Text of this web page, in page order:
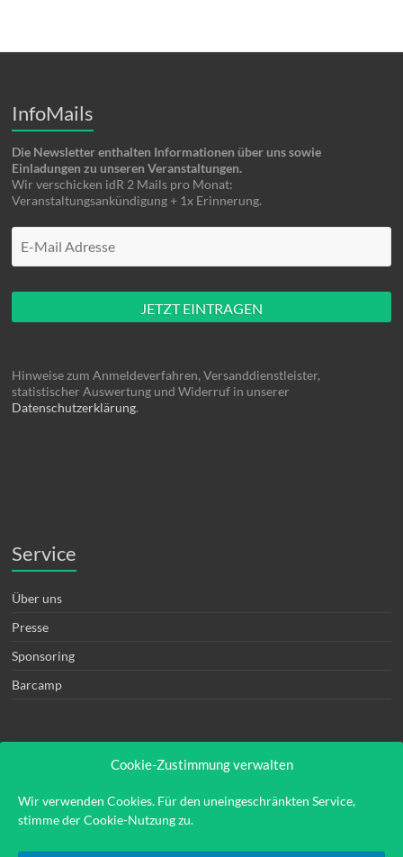
Cookie-Zustimmung verwalten
Wir verwenden Cookies. Für den uneingeschränkten Service,
stimme der Cookie-Nutzung zu.
InfoMails
Die Newsletter enthalten Informationen über uns sowie
Einladungen zu unseren Veranstaltungen.
Wir verschicken idR 2 Mails pro Monat:
Veranstaltungsankündigung + 1x Erinnerung.
Hinweise zum Anmeldeverfahren, Versanddienstleister,
statistischer Auswertung und Widerruf in unserer
Datenschutzerklärung.
Service
Über uns
Presse
Sponsoring
Barcamp
Kontakt